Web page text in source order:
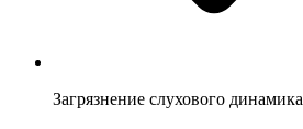
Загрязнение слухового динамика